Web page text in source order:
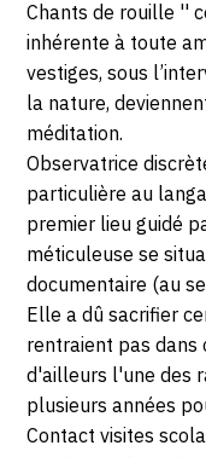
Chants de rouille ''
inhérente à toute
vestiges, sous
la nature,
méditation.
Observatrice
particulière au
premier lieu guidé
méticuleuse se
documentaire (au
Elle a dû sacrifier
rentraient pas dans
d'ailleurs l'une des
plusieurs années
Contact visites